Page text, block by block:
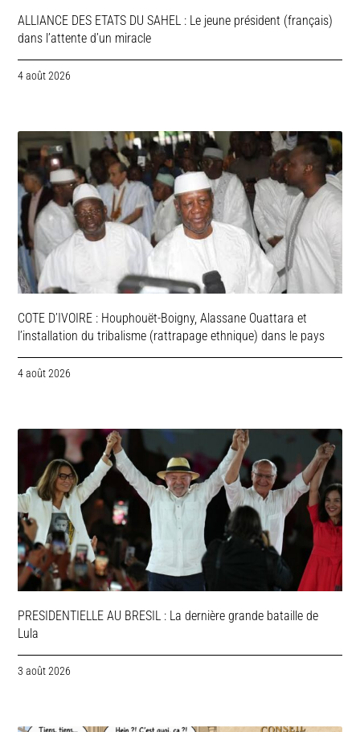
ALLIANCE DES ETATS DU SAHEL : Le jeune président (français)
dans l’attente d’un miracle
4 août 2026
COTE D’IVOIRE : Houphouët-Boigny, Alassane Ouattara et
l’installation du tribalisme (rattrapage ethnique) dans le pays
4 août 2026
PRESIDENTIELLE AU BRESIL : La dernière grande bataille de
Lula
3 août 2026